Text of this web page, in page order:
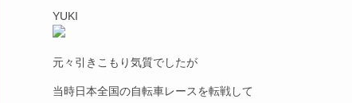
YUKI
元々引きこもり気質でしたが
当時日本全国の自転車レースを転戦して